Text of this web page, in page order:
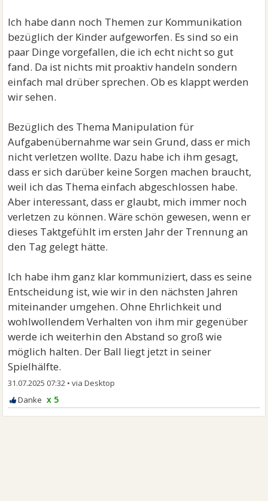
Ich habe dann noch Themen zur Kommunikation
bezüglich der Kinder aufgeworfen. Es sind so ein
paar Dinge vorgefallen, die ich echt nicht so gut
fand. Da ist nichts mit proaktiv handeln sondern
einfach mal drüber sprechen. Ob es klappt werden
wir sehen.
Bezüglich des Thema Manipulation für
Aufgabenübernahme war sein Grund, dass er mich
nicht verletzen wollte. Dazu habe ich ihm gesagt,
dass er sich darüber keine Sorgen machen braucht,
weil ich das Thema einfach abgeschlossen habe.
Aber interessant, dass er glaubt, mich immer noch
verletzen zu können. Wäre schön gewesen, wenn er
dieses Taktgefühlt im ersten Jahr der Trennung an
den Tag gelegt hätte.
Ich habe ihm ganz klar kommuniziert, dass es seine
Entscheidung ist, wie wir in den nächsten Jahren
miteinander umgehen. Ohne Ehrlichkeit und
wohlwollendem Verhalten von ihm mir gegenüber
werde ich weiterhin den Abstand so groß wie
möglich halten. Der Ball liegt jetzt in seiner
Spielhälfte.
31.07.2025 07:32 •
x 5